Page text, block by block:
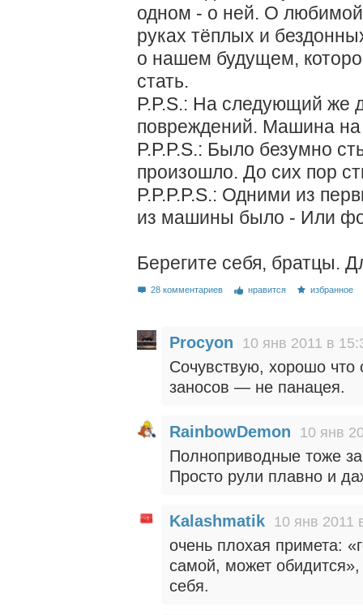
одном - о ней. О
руках тёплых и
о нашем будущем,
стать.
P.P.S.: На следующий же
повреждений. Машина на
P.P.P.S.: Было безумно
произошло. До сих пор
P.P.P.P.S.: Одними из
из машины было - Или
Берегите себя, братцы.
28 комментариев нравится избранное
Procyon 10 янв 2011 в
Сочувствую, хорошо
заносов — не панацея.
RainbowDemon 10 янв
Полноприводные тоже
Просто рули плавно и
Kalashmatik 10 янв 2011
очень плохая примета:
самой, может
себя.